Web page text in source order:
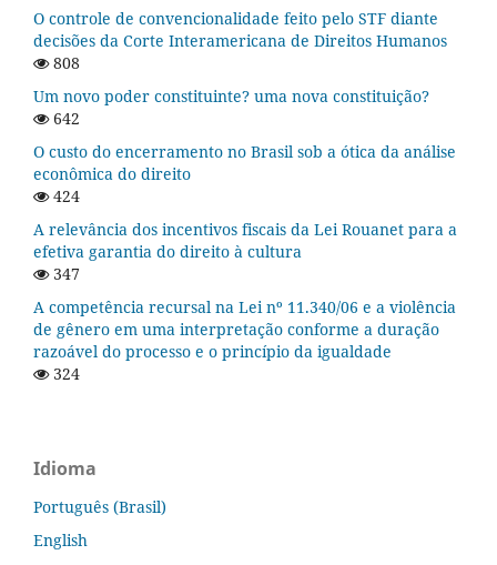
O controle de convencionalidade feito pelo STF diante
decisões da Corte Interamericana de Direitos Humanos
808
Um novo poder constituinte? uma nova constituição?
642
O custo do encerramento no Brasil sob a ótica da análise
econômica do direito
424
A relevância dos incentivos fiscais da Lei Rouanet para a
efetiva garantia do direito à cultura
347
A competência recursal na Lei nº 11.340/06 e a violência
de gênero em uma interpretação conforme a duração
razoável do processo e o princípio da igualdade
324
Idioma
Português (Brasil)
English